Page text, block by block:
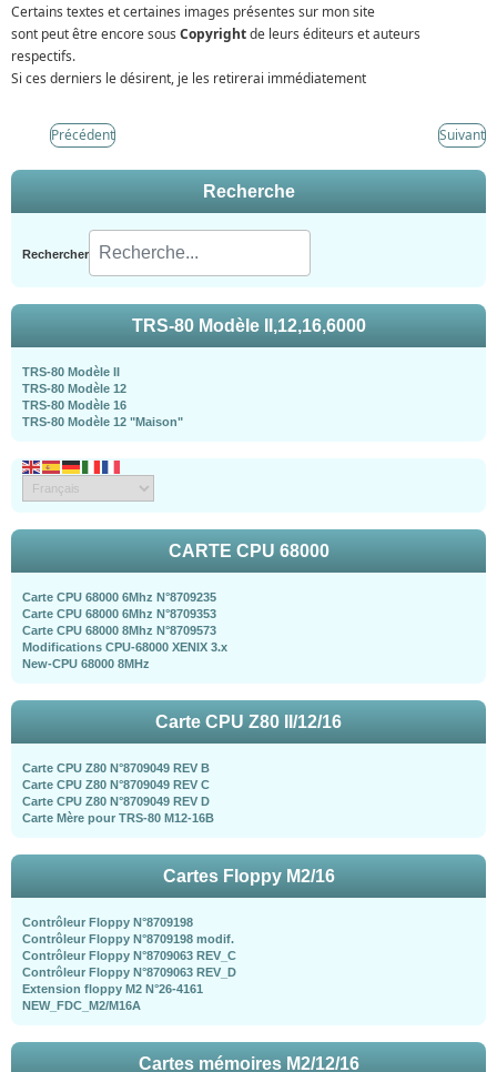
Certains textes et certaines images présentes sur mon site
sont peut être encore sous Copyrightde leurs éditeurs et auteurs
respectifs.
Si ces derniers le désirent, je les retirerai immédiatement
Précédent Suivant
Recherche
Rechercher
TRS-80 Modèle II,12,16,6000
TRS-80 Modèle II
TRS-80 Modèle 12
TRS-80 Modèle 16
TRS-80 Modèle 12 "Maison"
CARTE CPU 68000
Carte CPU 68000 6Mhz N°8709235
Carte CPU 68000 6Mhz N°8709353
Carte CPU 68000 8Mhz N°8709573
Modifications CPU-68000 XENIX 3.x
New-CPU 68000 8MHz
Carte CPU Z80 II/12/16
Carte CPU Z80 N°8709049 REV B
Carte CPU Z80 N°8709049 REV C
Carte CPU Z80 N°8709049 REV D
Carte Mère pour TRS-80 M12-16B
Cartes Floppy M2/16
Contrôleur Floppy N°8709198
Contrôleur Floppy N°8709198 modif.
Contrôleur Floppy N°8709063 REV_C
Contrôleur Floppy N°8709063 REV_D
Extension floppy M2 N°26-4161
NEW_FDC_M2/M16A
Cartes mémoires M2/12/16